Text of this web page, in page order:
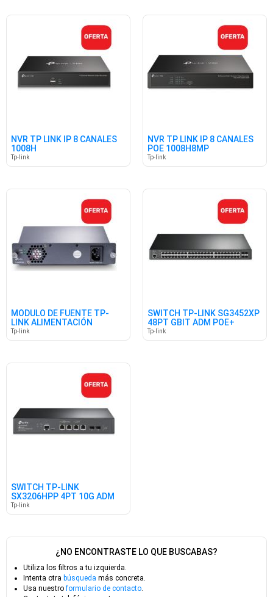
NVR TP LINK IP 8 CANALES
1008H
Tp-link
NVR TP LINK IP 8 CANALES
POE 1008H8MP
Tp-link
MÓDULO DE FUENTE TP-
LINK ALIMENTACIÓN
REDUNDANTE
Tp-link
SWITCH TP-LINK SG3452XP
48PT GBIT ADM POE+
4SFP+
Tp-link
SWITCH TP-LINK
SX3206HPP 4PT 10G ADM
4POE++ 2SFP+
Tp-link
¿NO ENCONTRASTE LO QUE BUSCABAS?
Utiliza los filtros a tu izquierda.
Intenta otra búsqueda más concreta.
Usa nuestroformulario de contacto.